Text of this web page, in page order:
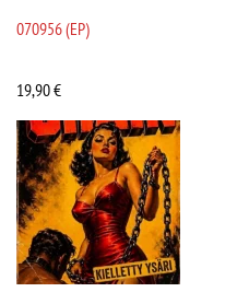
070956 (EP)
19,90€